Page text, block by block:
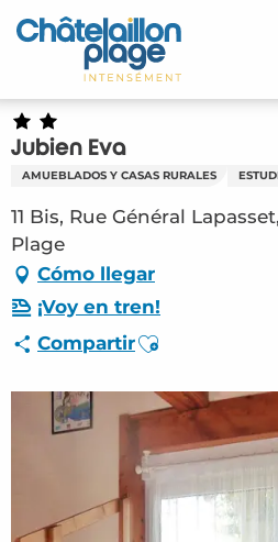
Aller
au
principal
Inicio – ES
Descubra
Actividades
Vivir
Citas
Su estancia - ES
#2808362
Jubien Eva
AMUEBLADOS Y CASAS RURALES
11 Bis, Rue Général
Plage
Cómo llegar
¡Voy en tren!
CompartirAjouter aux